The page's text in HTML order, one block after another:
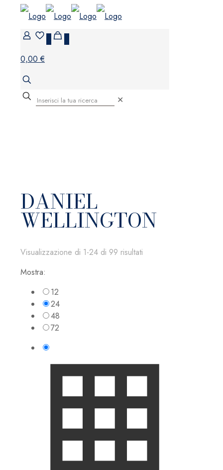
0,00 €
✕
DANIEL
WELLINGTON
Visualizzazione di 1-24 di 99 risultati
Mostra:
12
24
48
72